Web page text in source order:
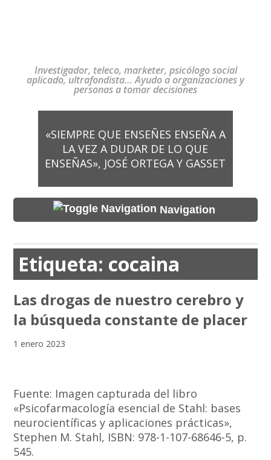
Investigador, teleco, marketer, psicólogo social
aplicado, ultrafondista… Ayudo a organizaciones y
personas a tomar decisiones
«SIEMPRE QUE ENSEÑES ENSEÑA A
LA VEZ A DUDAR DE LO QUE
ENSEÑAS», JOSÉ ORTEGA Y GASSET
Navigation
Etiqueta: cocaina
Las drogas de nuestro cerebro y
la búsqueda constante de placer
1 enero 2023
Fuente: Imagen capturada del libro
«Psicofarmacología esencial de Stahl: bases
neurocientíficas y aplicaciones prácticas»,
Stephen M. Stahl, ISBN: 978-1-107-68646-5, p.
545.